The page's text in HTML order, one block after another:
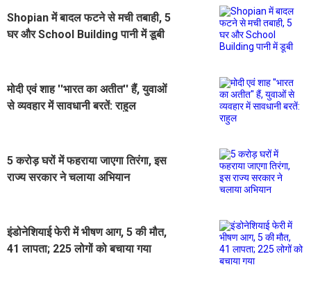
Shopian में बादल फटने से मची तबाही, 5
घर और School Building पानी में डूबी
मोदी एवं शाह ''भारत का अतीत'' हैं, युवाओं
से व्यवहार में सावधानी बरतें: राहुल
5 करोड़ घरों में फहराया जाएगा तिरंगा, इस
राज्य सरकार ने चलाया अभियान
इंडोनेशियाई फेरी में भीषण आग, 5 की मौत,
41 लापता; 225 लोगों को बचाया गया